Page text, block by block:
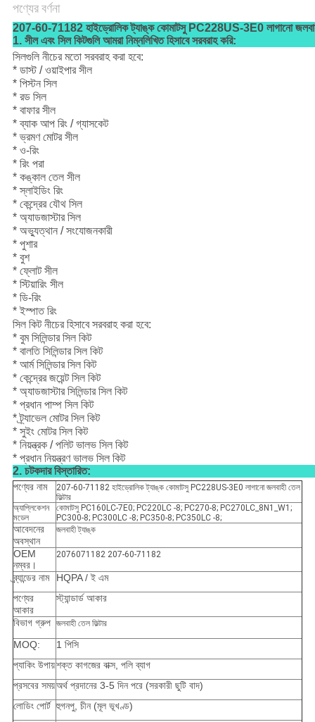
পণ্যের বর্ণনা
207-60-71182 হাইড্রোলিক ট্যাঙ্ক কোমাটসু PC228US-3E0 লাগানো জলবাহী
1. সীল এবং সিল কিটগুলি আমরা নিম্নলিখিত হিসাবে সরবরাহ করি:
সিলগুলি নীচের মতো সরবরাহ করা হবে:
* ডাস্ট / ওয়াইপার সীল
* পিস্টন সিল
* রড সিল
* বাফার সীল
* ব্যাক আপ রিং / গ্যাসকেট
* ভ্রমণ মোটর সীল
* ও-রিং
* রিং পরা
* কঙ্কাল তেল সীল
* স্লাইডিং রিং
* কেন্দ্রের যৌথ সিল
* অ্যাডজাস্টার সিল
* অভ্যুত্থান / সংযোজনকারী
* পুশার
* বুশ
* ফ্লোট সীল
* স্টিয়ারিং সীল
* ডি-রিং
* ইস্পাত রিং
সিল কিট নীচের হিসাবে সরবরাহ করা হবে:
* বুম সিলিন্ডার সিল কিট
* বালতি সিলিন্ডার সিল কিট
* আর্ম সিলিন্ডার সিল কিট
* কেন্দ্রের জয়েন্ট সিল কিট
* অ্যাডজাস্টার সিলিন্ডার সিল কিট
* প্রধান পাম্প সিল কিট
* ট্র্যাভেল মোটর সিল কিট
* সুইং মোটর সিল কিট
* নিয়ন্ত্রক / পলিট ভালভ সিল কিট
* প্রধান নিয়ন্ত্রণ ভালভ সিল কিট
2. চটকদার বিস্তারিত:
পণ্যের নাম
207-60-71182 হাইড্রোলিক ট্যাঙ্ক কোমাটসু PC228US-3E0 লাগানো জলবাহী তেল
ফিল্টার
অ্যাপ্লিকেশন
মডেল
কোমাটসু PC160LC-7E0; PC220LC -8; PC270-8; PC270LC_8N1_W1;
PC300-8; PC300LC -8; PC350-8; PC350LC -8;
আবেদনের
অবস্থান
জলবাহী ট্যাঙ্ক
OEM
নম্বর।
2076071182 207-60-71182
ব্র্যান্ডের নাম
HQPA / ই এম
পণ্যের
আকার
স্ট্যান্ডার্ড আকার
বিভাগ গ্রুপ জলবাহী তেল ফিল্টার
MOQ:
1 পিসি
প্যাকিং উপায়শক্ত কাগজের বাক্স, পলি ব্যাগ
প্রসবের সময়অর্থ প্রদানের 3-5 দিন পরে (সরকারী ছুটি বাদ)
লোডিং পোর্ট হুগনপু, চীন (মূল ভূখণ্ড)